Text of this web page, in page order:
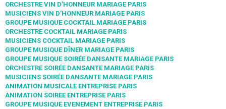
ORCHESTRE VIN D’HONNEUR MARIAGE PARIS
MUSICIENS VIN D’HONNEUR MARIAGE PARIS
GROUPE MUSIQUE COCKTAIL MARIAGE PARIS
ORCHESTRE COCKTAIL MARIAGE PARIS
MUSICIENS COCKTAIL MARIAGE PARIS
GROUPE MUSIQUE DÎNER MARIAGE PARIS
GROUPE MUSIQUE SOIRÉE DANSANTE MARIAGE PARIS
ORCHESTRE SOIRÉE DANSANTE MARIAGE PARIS
MUSICIENS SOIRÉE DANSANTE MARIAGE PARIS
ANIMATION MUSICALE ENTREPRISE PARIS
ANIMATION SOIREE ENTREPRISE PARIS
GROUPE MUSIQUE EVENEMENT ENTREPRISE PARIS